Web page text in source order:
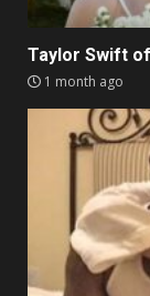
Taylor Swift
1 month ago